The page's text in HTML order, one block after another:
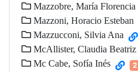
Mazzobre, María Florencia
Mazzoni, Horacio Esteban
Mazzucconi, Silvia Ana
McAllister, Claudia Beatriz
Mc Cabe, Sofía Inés 2